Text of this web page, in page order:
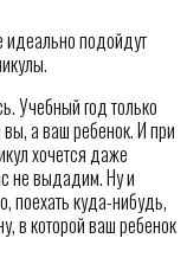
идеально подойдут
Учебный год только
а ваш ребенок. И при
хочется даже
не выдадим. Ну и
поехать куда-нибудь,
в которой ваш ребенок